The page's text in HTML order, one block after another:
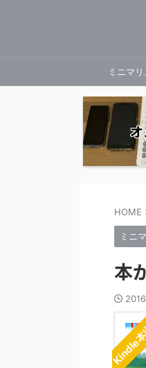
ミニマリ
HOME
ミニ
本